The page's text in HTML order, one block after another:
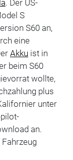
. Der US-
S
S60 an,
eine
Akku ist in
beim S60
wollte,
plus
unter
an.